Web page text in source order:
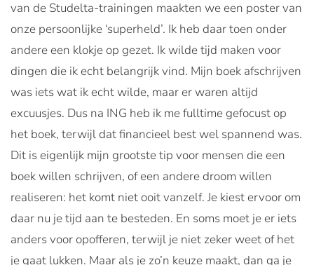
van de Studelta-trainingen maakten we een poster van
onze persoonlijke ‘superheld’. Ik heb daar toen onder
andere een klokje op gezet. Ik wilde tijd maken voor
dingen die ik echt belangrijk vind. Mijn boek afschrijven
was iets wat ik echt wilde, maar er waren altijd
excuusjes. Dus na ING heb ik me fulltime gefocust op
het boek, terwijl dat financieel best wel spannend was.
Dit is eigenlijk mijn grootste tip voor mensen die een
boek willen schrijven, of een andere droom willen
realiseren: het komt niet ooit vanzelf. Je kiest ervoor om
daar nu je tijd aan te besteden. En soms moet je er iets
anders voor opofferen, terwijl je niet zeker weet of het
je gaat lukken. Maar als je zo’n keuze maakt, dan ga je